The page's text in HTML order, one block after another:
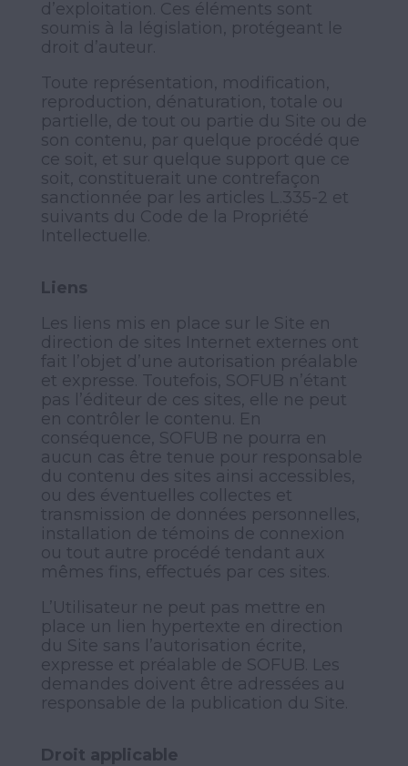
d’exploitation. Ces éléments sont
soumis à la législation, protégeant le
droit d’auteur.
Toute représentation, modification,
reproduction, dénaturation, totale ou
partielle, de tout ou partie du Site ou de
son contenu, par quelque procédé que
ce soit, et sur quelque support que ce
soit, constituerait une contrefaçon
sanctionnée par les articles L.335-2 et
suivants du Code de la Propriété
Intellectuelle.
Liens
Les liens mis en place sur le Site en
direction de sites Internet externes ont
fait l’objet d’une autorisation préalable
et expresse. Toutefois, SOFUB n’étant
pas l’éditeur de ces sites, elle ne peut
en contrôler le contenu. En
conséquence, SOFUB ne pourra en
aucun cas être tenue pour responsable
du contenu des sites ainsi accessibles,
ou des éventuelles collectes et
transmission de données personnelles,
installation de témoins de connexion
ou tout autre procédé tendant aux
mêmes fins, effectués par ces sites.
L’Utilisateur ne peut pas mettre en
place un lien hypertexte en direction
du Site sans l’autorisation écrite,
expresse et préalable de SOFUB. Les
demandes doivent être adressées au
responsable de la publication du Site.
Droit applicable